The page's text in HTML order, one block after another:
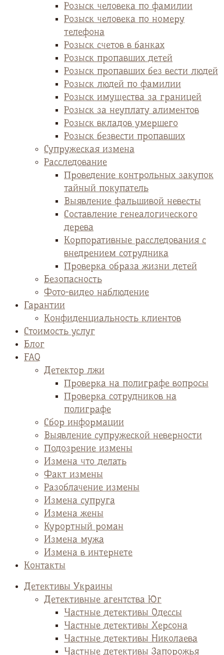
Розыск человека по фамилии
Розыск человека по номеру
телефона
Розыск счетов в банках
Розыск пропавших детей
Розыск пропавших без вести людей
Розыск людей по фамилии
Розыск имущества за границей
Розыск за неуплату алиментов
Розыск вкладов умершего
Розыск безвести пропавших
Супружеская измена
Расследование
Проведение контрольных закупок
тайный покупатель
Выявление фальшивой невесты
Cоставление генеалогического
дерева
Корпоративные расследования с
внедрением сотрудника
Проверка образа жизни детей
Безопасность
Фото-видео наблюдение
Гарантии
Конфиденциальность клиентов
Стоимость услуг
Блог
FAQ
Детектор лжи
Проверка на полиграфе вопросы
Проверка сотрудников на
полиграфе
Сбор информации
Выявление супружеской неверности
Подозрение измены
Измена что делать
Факт измены
Разоблачение измены
Измена супруга
Измена жены
Курортный роман
Измена мужа
Измена в интернете
Контакты
Детективы Украины
Детективные агентства Юг
Частные детективы Одессы
Частные детективы Херсона
Частные детективы Николаева
Частные детективы Запорожья